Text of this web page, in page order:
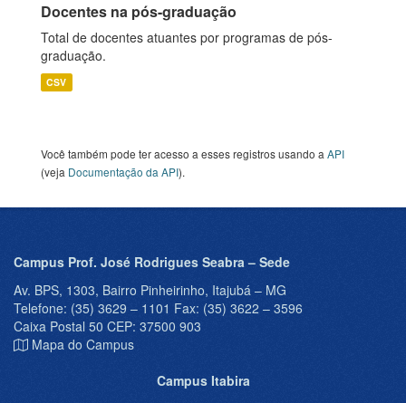
Docentes na pós-graduação
Total de docentes atuantes por programas de pós-
graduação.
CSV
Você também pode ter acesso a esses registros usando a API
(veja Documentação da API).
Campus Prof. José Rodrigues Seabra – Sede
Av. BPS, 1303, Bairro Pinheirinho, Itajubá – MG
Telefone: (35) 3629 – 1101 Fax: (35) 3622 – 3596
Caixa Postal 50 CEP: 37500 903
Mapa do Campus
Campus Itabira